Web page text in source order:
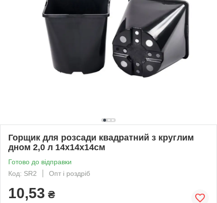
Горщик для розсади квадратний з круглим
дном 2,0 л 14х14х14см
Готово до відправки
Код: SR2
Опт і роздріб
10,53 ₴